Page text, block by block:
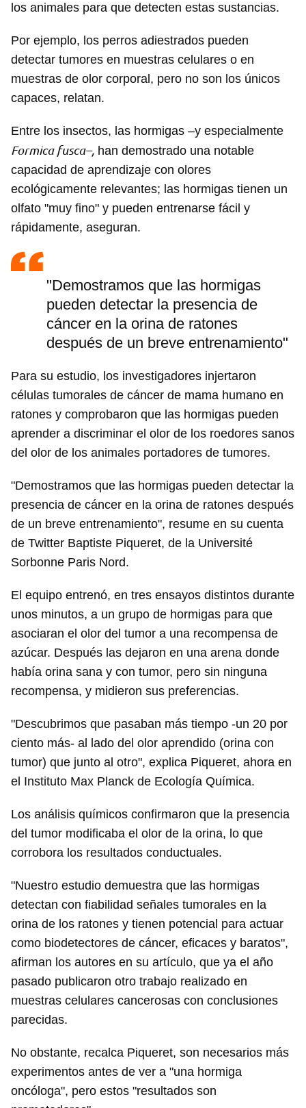
los animales para que detecten estas sustancias.
Por ejemplo, los perros adiestrados pueden
detectar tumores en muestras celulares o en
muestras de olor corporal, pero no son los únicos
capaces, relatan.
Entre los insectos, las hormigas –y especialmente
Formica fusca–, han demostrado una notable
capacidad de aprendizaje con olores
ecológicamente relevantes; las hormigas tienen un
olfato "muy fino" y pueden entrenarse fácil y
rápidamente, aseguran.
"Demostramos que las hormigas
pueden detectar la presencia de
cáncer en la orina de ratones
después de un breve entrenamiento"
Para su estudio, los investigadores injertaron
células tumorales de cáncer de mama humano en
ratones y comprobaron que las hormigas pueden
aprender a discriminar el olor de los roedores sanos
del olor de los animales portadores de tumores.
"Demostramos que las hormigas pueden detectar la
presencia de cáncer en la orina de ratones después
de un breve entrenamiento", resume en su cuenta
de Twitter Baptiste Piqueret, de la Université
Sorbonne Paris Nord.
El equipo entrenó, en tres ensayos distintos durante
unos minutos, a un grupo de hormigas para que
asociaran el olor del tumor a una recompensa de
azúcar. Después las dejaron en una arena donde
había orina sana y con tumor, pero sin ninguna
recompensa, y midieron sus preferencias.
"Descubrimos que pasaban más tiempo -un 20 por
ciento más- al lado del olor aprendido (orina con
tumor) que junto al otro", explica Piqueret, ahora en
el Instituto Max Planck de Ecología Química.
Los análisis químicos confirmaron que la presencia
del tumor modificaba el olor de la orina, lo que
corrobora los resultados conductuales.
"Nuestro estudio demuestra que las hormigas
detectan con fiabilidad señales tumorales en la
orina de los ratones y tienen potencial para actuar
como biodetectores de cáncer, eficaces y baratos",
afirman los autores en su artículo, que ya el año
pasado publicaron otro trabajo realizado en
muestras celulares cancerosas con conclusiones
parecidas.
No obstante, recalca Piqueret, son necesarios más
experimentos antes de ver a "una hormiga
oncóloga", pero estos "resultados son